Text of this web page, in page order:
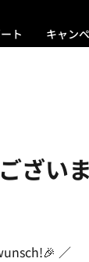
ト キャン
いま
／